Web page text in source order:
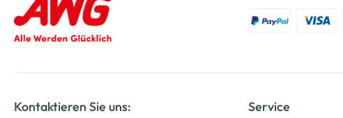
Kontaktieren Sie uns: Service